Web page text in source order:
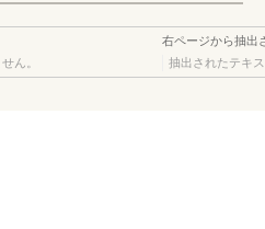
ん。
右ページから抽出
抽出されたテキ